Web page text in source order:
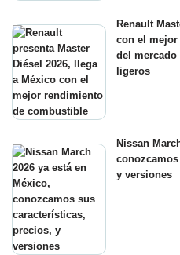
Renault
con el
del
ligeros
Nissan
y versiones